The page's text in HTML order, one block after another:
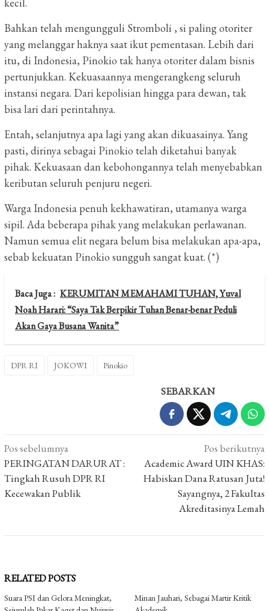
Bahkan telah mengungguli Stromboli , si paling otoriter
yang melanggar haknya saat ikut pementasan. Lebih dari
itu, di Indonesia, Pinokio tak hanya otoriter dalam bisnis
pertunjukkan. Kekuasaannya mengerangkeng seluruh
instansi negara. Dari kepolisian hingga para dewan, tak
bisa lari dari perintahnya.
Entah, selanjutnya apa lagi yang akan dikuasainya. Yang
pasti, dirinya sebagai Pinokio telah diketahui banyak
pihak. Kekuasaan dan kebohongannya telah menyebabkan
keributan seluruh penjuru negeri.
Warga Indonesia penuh kekhawatiran, utamanya warga
sipil. Ada beberapa pihak yang melakukan perlawanan.
Namun semua elit negara belum bisa melakukan apa-apa,
sebab kekuatan Pinokio sungguh sangat kuat. (*)
Baca Juga : KERUMITAN MEMAHAMI TUHAN, Yuval
Noah Harari: “Saya Tak Berpikir Tuhan Benar-benar Peduli
Akan Gaya Busana Wanita”
DPR RI JOKOWI Pinokio
SEBARKAN
Navigasi
pos
Pos sebelumnya
PERINGATAN DARURAT :
Tingkah Rusuh DPR RI
Kecewakan Publik
Pos berikutnya
Academic Award UIN KHAS:
Habiskan Dana Ratusan Juta!
Sayangnya, 2 Fakultas
Akreditasinya Lemah
RELATED POSTS
Suara PSI dan Gelora Meningkat,
Minan Jauhari, Sebagai Martir Kritik